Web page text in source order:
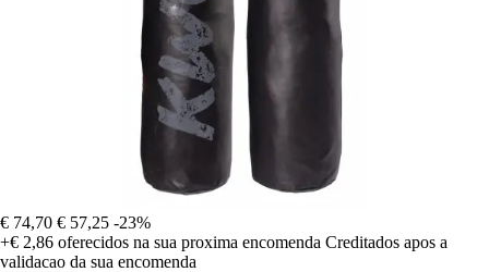
€ 74,70 € 57,25 -23%
+€ 2,86 oferecidos na sua proxima encomenda Creditados apos a
validacao da sua encomenda